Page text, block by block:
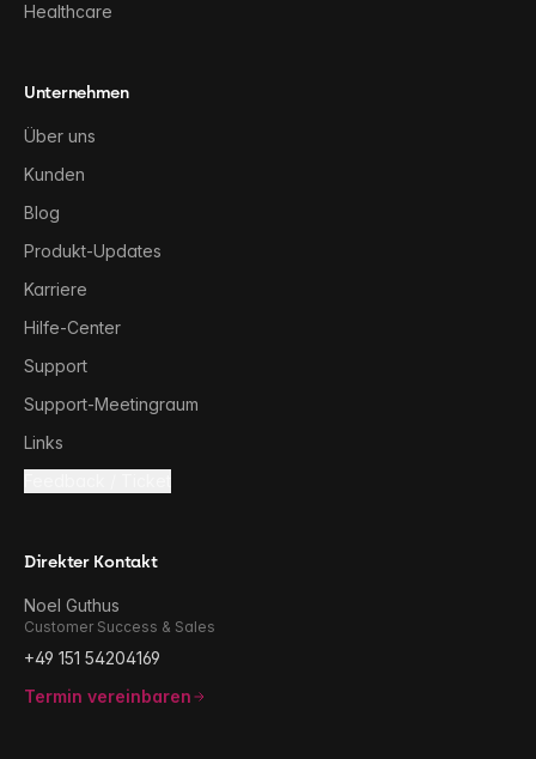
Healthcare
Unternehmen
Über uns
Kunden
Blog
Produkt-Updates
Karriere
Hilfe-Center
Support
Support-Meetingraum
Links
Direkter Kontakt
Noel Guthus
Customer Success & Sales
+49 151 54204169
Termin vereinbaren